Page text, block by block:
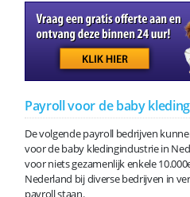
Payroll voor de baby
De volgende payroll bedrijven
voor de baby kledingindustrie in
voor niets gezamenlijk enkele
Nederland bij diverse bedrijven in
payroll staan.